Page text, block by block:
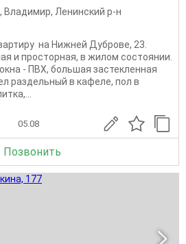
, Владимир, Ленинский р-н
на Нижней Дуброве, 23.
и просторная, в жилом состоянии.
- ПВХ, большая застекленная
раздельный в кафеле, пол в
05.08
Позвонить